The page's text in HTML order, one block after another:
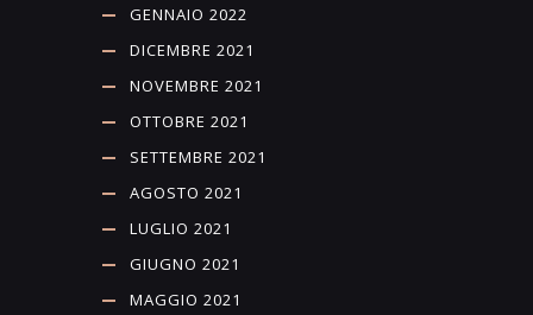
GENNAIO 2022
DICEMBRE 2021
NOVEMBRE 2021
OTTOBRE 2021
SETTEMBRE 2021
AGOSTO 2021
LUGLIO 2021
GIUGNO 2021
MAGGIO 2021